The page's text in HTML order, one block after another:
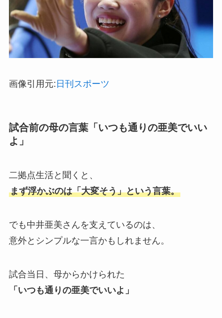
画像引用元: 日刊スポーツ
試合前の母の言葉「いつも通りの亜美でいい
よ」
二拠点生活と聞くと、
まず浮かぶのは「大変そう」という言葉。
でも中井亜美さんを支えているのは、
意外とシンプルな一言かもしれません。
試合当日、母からかけられた
「いつも通りの亜美でいいよ」